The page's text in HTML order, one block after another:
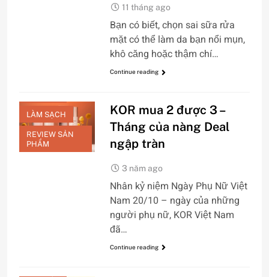
11 tháng ago
Bạn có biết, chọn sai sữa rửa
mặt có thể làm da bạn nổi mụn,
khô căng hoặc thậm chí…
Continue reading
LÀM SẠCH
REVIEW SẢN
PHẨM
KOR mua 2 được 3 –
Tháng của nàng Deal
ngập tràn
3 năm ago
Nhân kỷ niệm Ngày Phụ Nữ Việt
Nam 20/10 – ngày của những
người phụ nữ, KOR Việt Nam
đã…
Continue reading